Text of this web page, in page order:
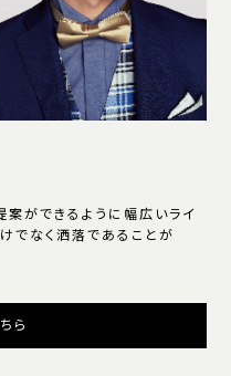
ができるように幅広いライ
でなく洒落であることが
ら